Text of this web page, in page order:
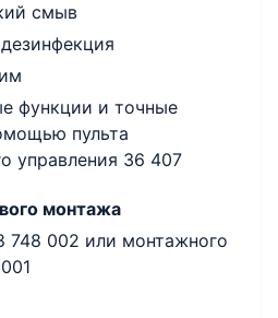
смыв
функции и точные
пульта
управления 36 407
монтажа
748 002 или монтажного